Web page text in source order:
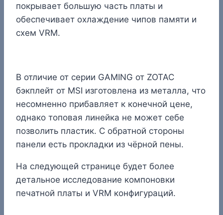
покрывает большую часть платы и
обеспечивает охлаждение чипов памяти и
схем VRM.
В отличие от серии GAMING от ZOTAC
бэкплейт от MSI изготовлена из металла, что
несомненно прибавляет к конечной цене,
однако топовая линейка не может себе
позволить пластик. С обратной стороны
панели есть прокладки из чёрной пены.
На следующей странице будет более
детальное исследование компоновки
печатной платы и VRM конфигураций.